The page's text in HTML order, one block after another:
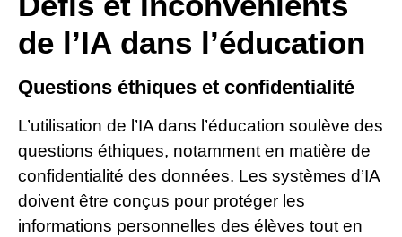
de l’IA dans l’éducation
Questions éthiques et confidentialité
L’utilisation de l’IA dans l’éducation soulève des
questions éthiques, notamment en matière de
confidentialité des données. Les systèmes d’IA
doivent être conçus pour protéger les
informations personnelles des élèves tout en